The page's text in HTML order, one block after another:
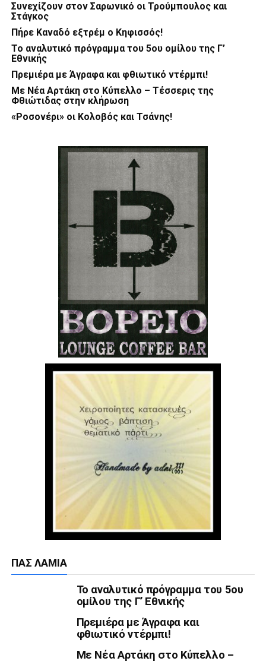
Συνεχίζουν στον Σαρωνικό οι Τρούμπουλος και
Στάγκος
Πήρε Καναδό εξτρέμ ο Κηφισσός!
Το αναλυτικό πρόγραμμα του 5ου ομίλου της Γ’
Εθνικής
Πρεμιέρα με Άγραφα και φθιωτικό ντέρμπι!
Με Νέα Αρτάκη στο Κύπελλο – Τέσσερις της
Φθιώτιδας στην κλήρωση
«Ροσονέρι» οι Κολοβός και Τσάνης!
ΠΑΣ ΛΑΜΊΑ
Το αναλυτικό πρόγραμμα του 5ου
ομίλου της Γ’ Εθνικής
Πρεμιέρα με Άγραφα και
φθιωτικό ντέρμπι!
Με Νέα Αρτάκη στο Κύπελλο –